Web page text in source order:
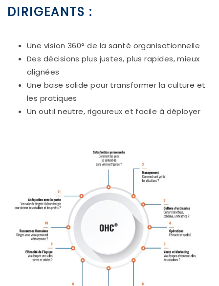
DIRIGEANTS :
Une vision 360° de la santé organisationnelle
Des décisions plus justes, plus rapides, mieux
alignées
Une base solide pour transformer la culture et
les pratiques
Un outil neutre, rigoureux et facile à déployer